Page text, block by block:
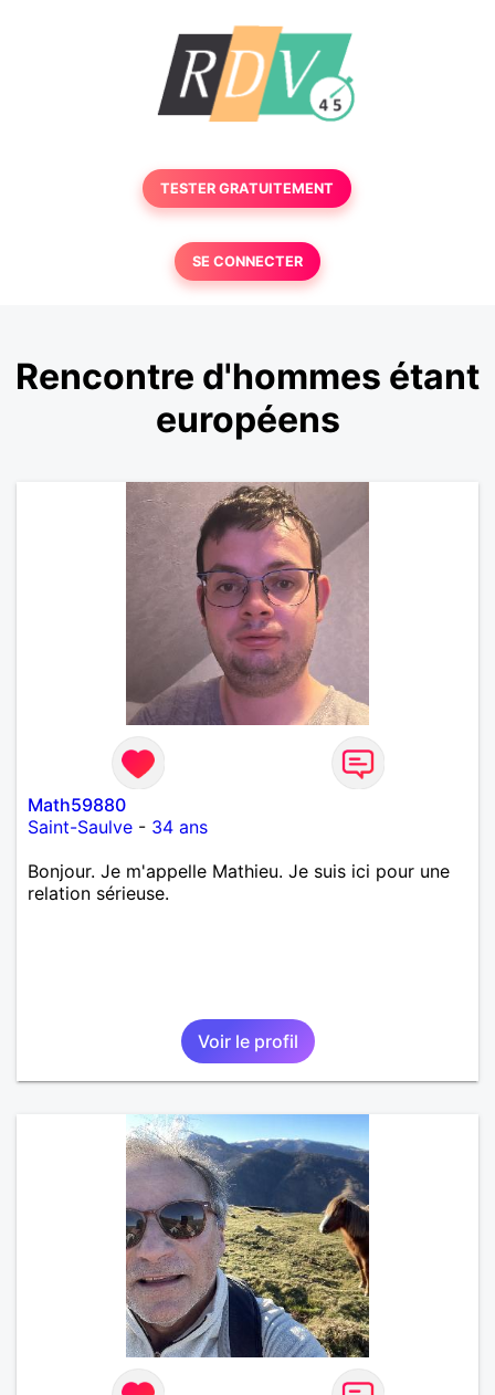
TESTER GRATUITEMENT
SE CONNECTER
Rencontre d'hommes étant
européens
Math59880
Saint-Saulve - 34 ans
Bonjour. Je m'appelle Mathieu. Je suis ici pour une
relation sérieuse.
Voir le profil